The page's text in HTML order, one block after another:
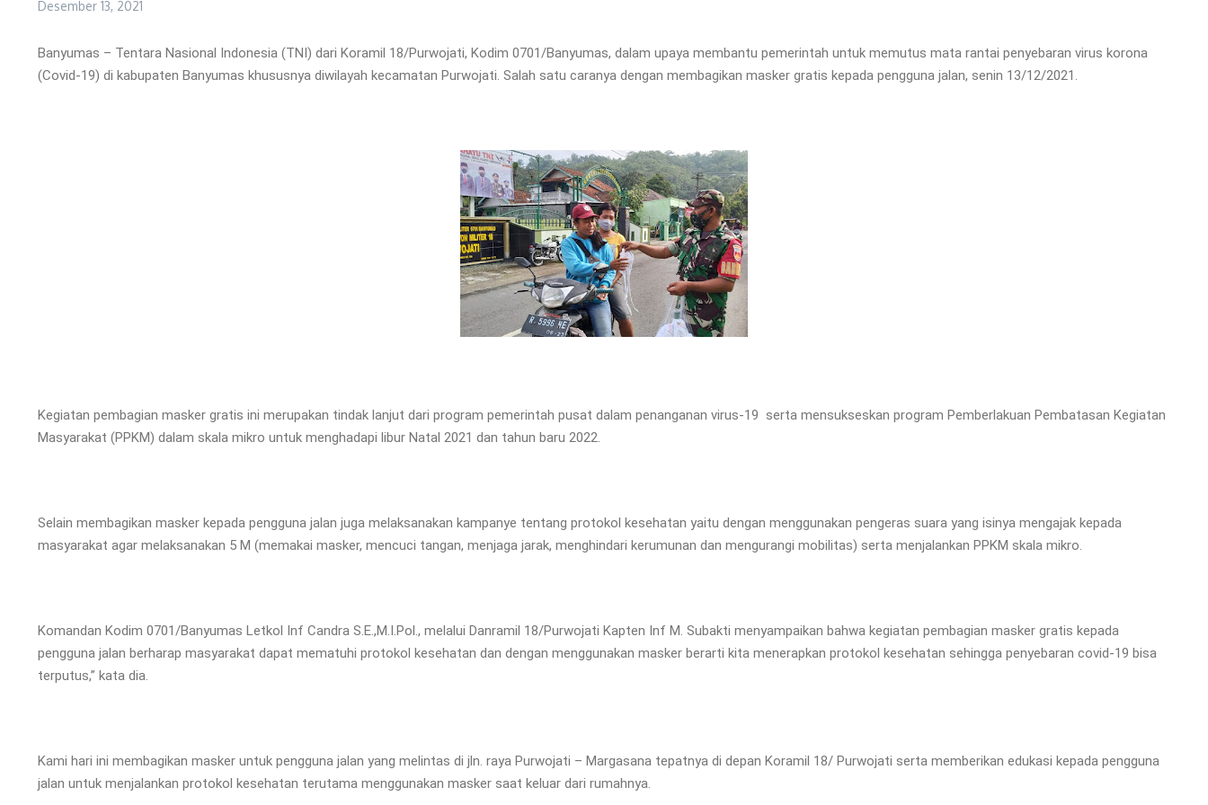
Desember 13, 2021
Banyumas – Tentara Nasional Indonesia (TNI) dari Koramil 18/Purwojati, Kodim 0701/Banyumas, dalam upaya membantu pemerintah untuk memutus mata rantai penyebaran virus korona
(Covid-19) di kabupaten Banyumas khususnya diwilayah kecamatan Purwojati. Salah satu caranya dengan membagikan masker gratis kepada pengguna jalan, senin 13/12/2021.
Kegiatan pembagian masker gratis ini merupakan tindak lanjut dari program pemerintah pusat dalam penanganan virus-19 serta mensukseskan program Pemberlakuan Pembatasan Kegiatan
Masyarakat (PPKM) dalam skala mikro untuk menghadapi libur Natal 2021 dan tahun baru 2022.
Selain membagikan masker kepada pengguna jalan juga melaksanakan kampanye tentang protokol kesehatan yaitu dengan menggunakan pengeras suara yang isinya mengajak kepada
masyarakat agar melaksanakan 5 M (memakai masker, mencuci tangan, menjaga jarak, menghindari kerumunan dan mengurangi mobilitas) serta menjalankan PPKM skala mikro.
Komandan Kodim 0701/Banyumas Letkol Inf Candra S.E.,M.I.Pol., melalui Danramil 18/Purwojati Kapten Inf M. Subakti menyampaikan bahwa kegiatan pembagian masker gratis kepada
pengguna jalan berharap masyarakat dapat mematuhi protokol kesehatan dan dengan menggunakan masker berarti kita menerapkan protokol kesehatan sehingga penyebaran covid-19 bisa
terputus,” kata dia.
Kami hari ini membagikan masker untuk pengguna jalan yang melintas di jln. raya Purwojati – Margasana tepatnya di depan Koramil 18/ Purwojati serta memberikan edukasi kepada pengguna
jalan untuk menjalankan protokol kesehatan terutama menggunakan masker saat keluar dari rumahnya.